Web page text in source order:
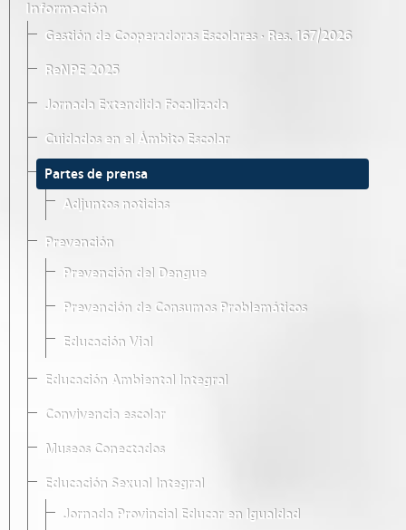
Información
Gestión de Cooperadoras Escolares · Res. 167/2026
ReNPE 2025
Jornada Extendida Focalizada
Cuidados en el Ámbito Escolar
Partes de prensa
Adjuntos noticias
Prevención
Prevención del Dengue
Prevención de Consumos Problemáticos
Educación Vial
Educación Ambiental Integral
Convivencia escolar
Museos Conectados
Educación Sexual Integral
Jornada Provincial Educar en Igualdad